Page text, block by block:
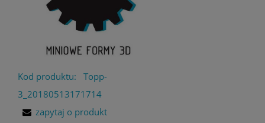
Kod produktu:
Topp-
3_20180513171714
zapytaj o produkt